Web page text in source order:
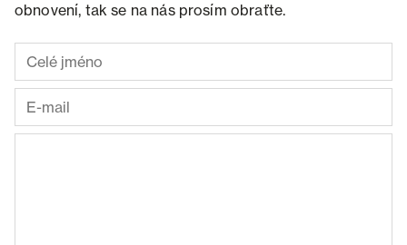
obnovení, tak se na nás prosím obraťte.